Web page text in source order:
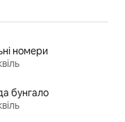
номери
бунгало